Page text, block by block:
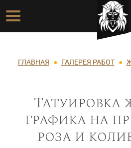
Перейти к основному
Основная
Строка навигации
ГЛАВНАЯ ГАЛЕРЕЯ РАБОТ
Татуировка
графика на
роза и